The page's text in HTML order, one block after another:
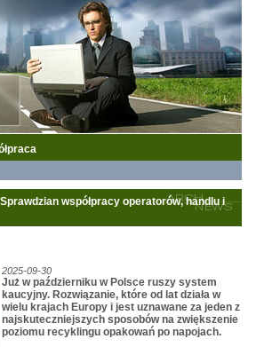
współpracy operatorów, handlu i
2025-09-30
Już w październiku w Polsce ruszy system
kaucyjny. Rozwiązanie, które od lat działa w
wielu krajach Europy i jest uznawane za jeden z
najskuteczniejszych sposobów na zwiększenie
poziomu recyklingu opakowań po napojach.